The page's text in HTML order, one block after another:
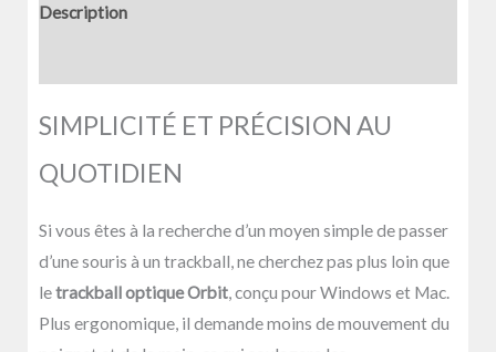
Description
SIMPLICITÉ ET PRÉCISION AU
QUOTIDIEN
Si vous êtes à la recherche d’un moyen simple de passer
d’une souris à un trackball, ne cherchez pas plus loin que
letrackball optique Orbit, conçu pour Windows et Mac.
Plus ergonomique, il demande moins de mouvement du